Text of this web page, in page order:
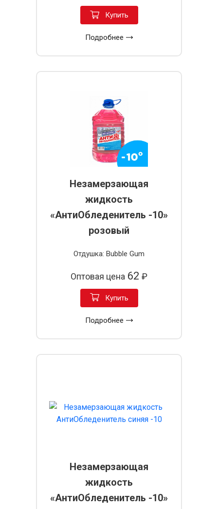
Купить
Подробнее
Незамерзающая
жидкость
«АнтиОбледенитель -10»
розовый
Отдушка: Bubble Gum
Оптовая цена 62 ₽
Купить
Подробнее
Незамерзающая
жидкость
«АнтиОбледенитель -10»